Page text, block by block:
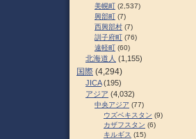
美幌町 (2,537)
興部町 (7)
西興部村 (7)
訓子府町 (76)
遠軽町 (60)
北海道人 (1,155)
国際 (4,294)
JICA(195)
アジア (4,032)
中央アジア (77)
ウズベキスタン (9)
カザフスタン (6)
キルギス (15)